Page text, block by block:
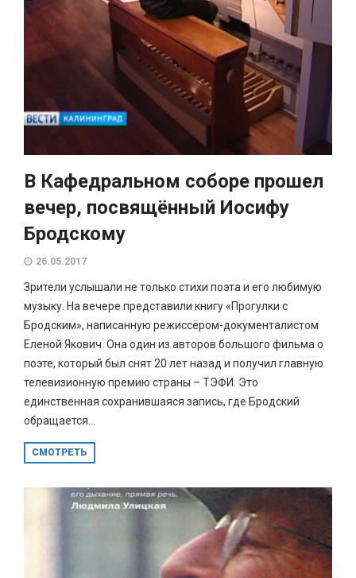
В Кафедральном соборе прошел
вечер, посвящённый Иосифу
Бродскому
26.05.2017
Зрители услышали не только стихи поэта и его любимую
музыку. На вечере представили книгу «Прогулки с
Бродским», написанную режиссёром-документалистом
Еленой Якович. Она один из авторов большого фильма о
поэте, который был снят 20 лет назад и получил главную
телевизионную премию страны – ТЭФИ. Это
единственная сохранившаяся запись, где Бродский
обращается...
СМОТРЕТЬ